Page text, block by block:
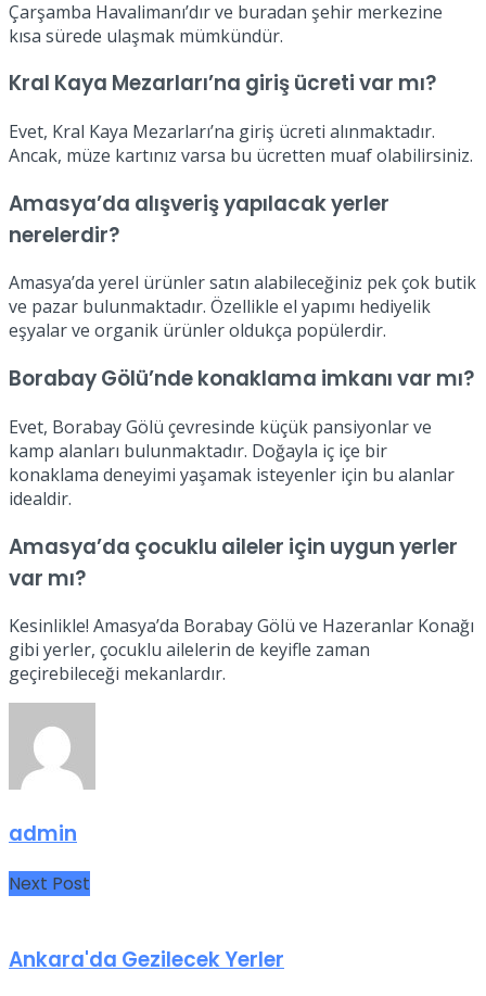
Çarşamba Havalimanı’dır ve buradan şehir merkezine
kısa sürede ulaşmak mümkündür.
Kral Kaya Mezarları’na giriş ücreti var mı?
Evet, Kral Kaya Mezarları’na giriş ücreti alınmaktadır.
Ancak, müze kartınız varsa bu ücretten muaf olabilirsiniz.
Amasya’da alışveriş yapılacak yerler
nerelerdir?
Amasya’da yerel ürünler satın alabileceğiniz pek çok butik
ve pazar bulunmaktadır. Özellikle el yapımı hediyelik
eşyalar ve organik ürünler oldukça popülerdir.
Borabay Gölü’nde konaklama imkanı var mı?
Evet, Borabay Gölü çevresinde küçük pansiyonlar ve
kamp alanları bulunmaktadır. Doğayla iç içe bir
konaklama deneyimi yaşamak isteyenler için bu alanlar
idealdir.
Amasya’da çocuklu aileler için uygun yerler
var mı?
Kesinlikle! Amasya’da Borabay Gölü ve Hazeranlar Konağı
gibi yerler, çocuklu ailelerin de keyifle zaman
geçirebileceği mekanlardır.
admin
Next Post
Ankara'da Gezilecek Yerler